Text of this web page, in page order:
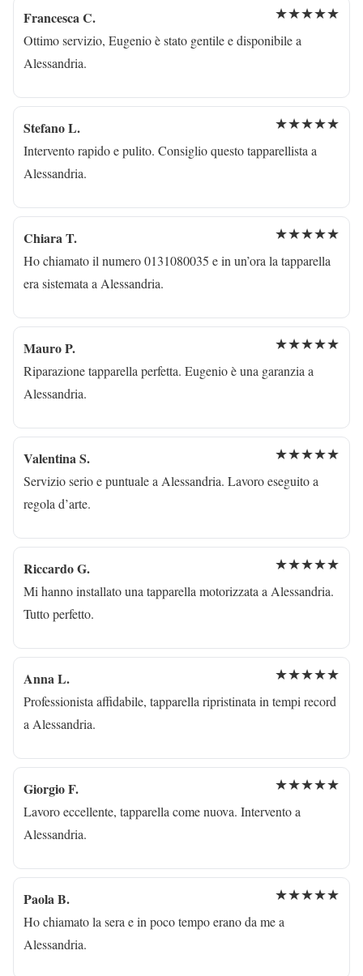
Francesca C. ★★★★★
Ottimo servizio, Eugenio è stato gentile e disponibile a
Alessandria.
Stefano L. ★★★★★
Intervento rapido e pulito. Consiglio questo tapparellista a
Alessandria.
Chiara T. ★★★★★
Ho chiamato il numero 0131080035 e in un’ora la tapparella
era sistemata a Alessandria.
Mauro P. ★★★★★
Riparazione tapparella perfetta. Eugenio è una garanzia a
Alessandria.
Valentina S. ★★★★★
Servizio serio e puntuale a Alessandria. Lavoro eseguito a
regola d’arte.
Riccardo G. ★★★★★
Mi hanno installato una tapparella motorizzata a Alessandria.
Tutto perfetto.
Anna L. ★★★★★
Professionista affidabile, tapparella ripristinata in tempi record
a Alessandria.
Giorgio F. ★★★★★
Lavoro eccellente, tapparella come nuova. Intervento a
Alessandria.
Paola B. ★★★★★
Ho chiamato la sera e in poco tempo erano da me a
Alessandria.